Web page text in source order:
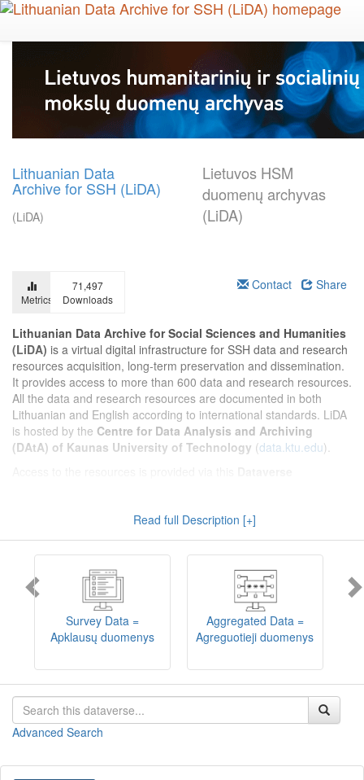
Skip
main
Lithuanian Data
Archive for SSH (LiDA)
(LiDA)
Lietuvos HSM
duomenų archyvas
(LiDA)
Metrics
71,497
Downloads
Contact Share
Lithuanian Data Archive for Social Sciences and Humanities
(LiDA) is a virtual digital infrastructure for SSH data and research
resources acquisition, long-term preservation and dissemination.
It provides access to more than 600 data and research resources.
All the data and research resources are documented in both
Lithuanian and English according to international standards. LiDA
is hosted by the Centre for Data Analysis and Archiving
(DAtA) of Kaunas University of Technology (data.ktu.edu).
implemented). LiDA curates different types of resources and they
are published into catalogues according to the type:Survey Data,
Interview Data,Aggregated Data
(including Historical Statistics),
, andEncoded Data
(including News Media Studies).
Also, LiDA holds collections of data produced in large national
projets (
Large Project Data
) as well as social sciences and
humanities data deposited by Lithuanian science and higher
education institutions and Lithuanian governmental institutions
Depositors interested in deposit of their data into the LiDA
Lietuvos humanitarinių ir socialinių mokslų duomenų
Read full Description [+]
Survey Data =
Apklausų duomenys
Aggregated Data =
Agreguotieji duomenys
Advanced Search